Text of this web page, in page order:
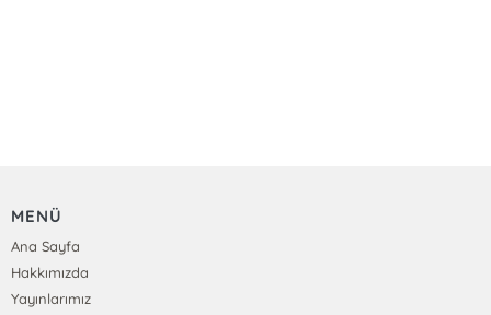
MENÜ
Ana Sayfa
Hakkımızda
Yayınlarımız